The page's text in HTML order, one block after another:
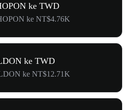
ke TWD
ke NT$4.76K
ke TWD
ke NT$12.71K